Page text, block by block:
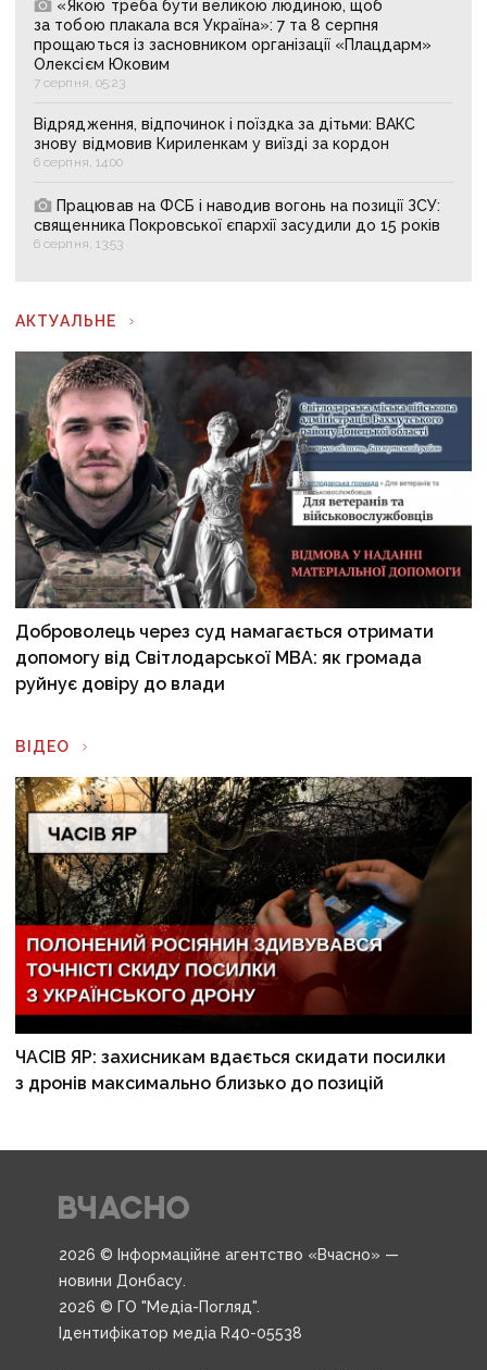
«Якою треба бути великою людиною, щоб
за тобою плакала вся Україна»: 7 та 8 серпня
прощаються із засновником організації «Плацдарм»
Олексієм Юковим
7 серпня, 05:23
Відрядження, відпочинок і поїздка за дітьми: ВАКС
знову відмовив Кириленкам у виїзді за кордон
6 серпня, 14:00
Працював на ФСБ і наводив вогонь на позиції ЗСУ:
священника Покровської єпархії засудили до 15 років
6 серпня, 13:53
АКТУАЛЬНЕ
Доброволець через суд намагається отримати
допомогу від Світлодарської МВА: як громада
руйнує довіру до влади
ВІДЕО
ЧАСІВ ЯР: захисникам вдається скидати посилки
з дронів максимально близько до позицій
2026 © Інформаційне агентство «Вчасно» —
новини Донбасу.
2026 © ГО "Медіа-Погляд".
Ідентифікатор медіа R40-05538